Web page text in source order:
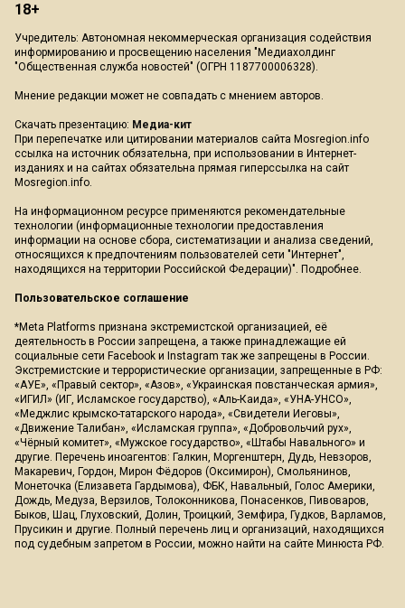
18+
Учредитель: Автономная некоммерческая организация содействия
информированию и просвещению населения "Медиахолдинг
"Общественная служба новостей" (ОГРН 1187700006328).
Мнение редакции может не совпадать с мнением авторов.
Скачать презентацию: Медиа-кит
При перепечатке или цитировании материалов сайта Mosregion.info
ссылка на источник обязательна, при использовании в Интернет-
изданиях и на сайтах обязательна прямая гиперссылка на сайт
Mosregion.info.
На информационном ресурсе применяются рекомендательные
технологии (информационные технологии предоставления
информации на основе сбора, систематизации и анализа сведений,
относящихся к предпочтениям пользователей сети "Интернет",
находящихся на территории Российской Федерации)". Подробнее.
Пользовательское соглашение
*Meta Platforms признана экстремистской организацией, её
деятельность в России запрещена, а также принадлежащие ей
социальные сети Facebook и Instagram так же запрещены в России.
Экстремистские и террористические организации, запрещенные в РФ:
«АУЕ», «Правый сектор», «Азов», «Украинская повстанческая армия»,
«ИГИЛ» (ИГ, Исламское государство), «Аль-Каида», «УНА-УНСО»,
«Меджлис крымско-татарского народа», «Свидетели Иеговы»,
«Движение Талибан», «Исламская группа», «Добровольчий рух»,
«Чёрный комитет», «Мужское государство», «Штабы Навального» и
другие. Перечень иноагентов: Галкин, Моргенштерн, Дудь, Невзоров,
Макаревич, Гордон, Мирон Фёдоров (Оксимирон), Смольянинов,
Монеточка (Елизавета Гардымова), ФБК, Навальный, Голос Америки,
Дождь, Медуза, Верзилов, Толоконникова, Понасенков, Пивоваров,
Быков, Шац, Глуховский, Долин, Троицкий, Земфира, Гудков, Варламов,
Прусикин и другие. Полный перечень лиц и организаций, находящихся
под судебным запретом в России, можно найти на сайте Минюста РФ.